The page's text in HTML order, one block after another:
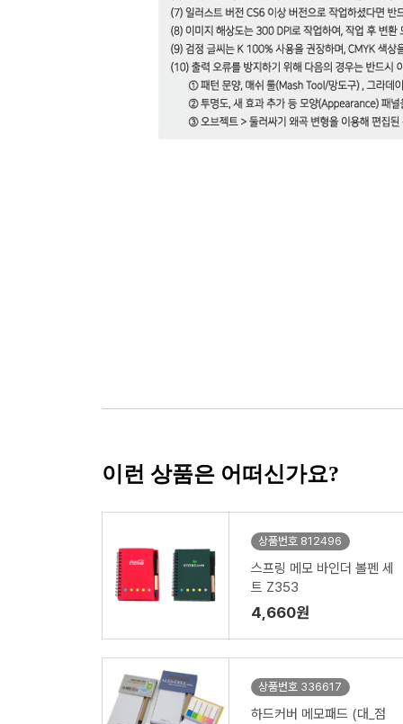
이런 상품은 어떠신가요?
상품번호 812496
스프링 메모 바인더 볼펜 세
트 Z353
4,660원
상품번호 336617
하드커버 메모패드 (대_점